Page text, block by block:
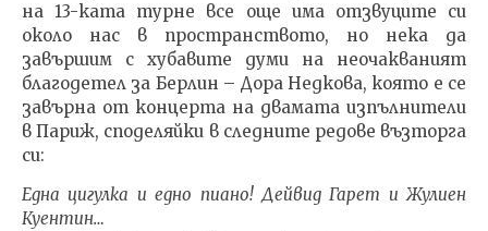
на 13-ката турне все още има отзвуците си
около нас в пространството, но нека да
завършим с хубавите думи на неочакваният
благодетел за Берлин – Дора Недкова, която е се
завърна от концерта на двамата изпълнители
в Париж, споделяйки в следните редове възторга
си:
Една цигулка и едно пиано! Дейвид Гарет и Жулиен
Куентин…